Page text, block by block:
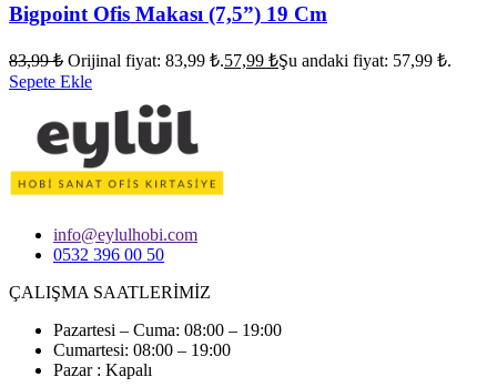
Bigpoint Ofis Makası (7,5”) 19 Cm
83,99₺ Orijinal fiyat: 83,99 ₺.57,99 ₺Şu andaki fiyat: 57,99 ₺.
Sepete Ekle
info@eylulhobi.com
0532 396 00 50
ÇALIŞMA SAATLERİMİZ
Pazartesi – Cuma: 08:00 – 19:00
Cumartesi: 08:00 – 19:00
Pazar : Kapalı